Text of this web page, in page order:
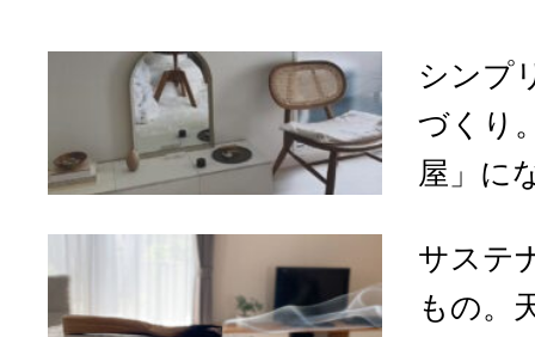
シンプ
づくり
屋」に
サステ
もの。